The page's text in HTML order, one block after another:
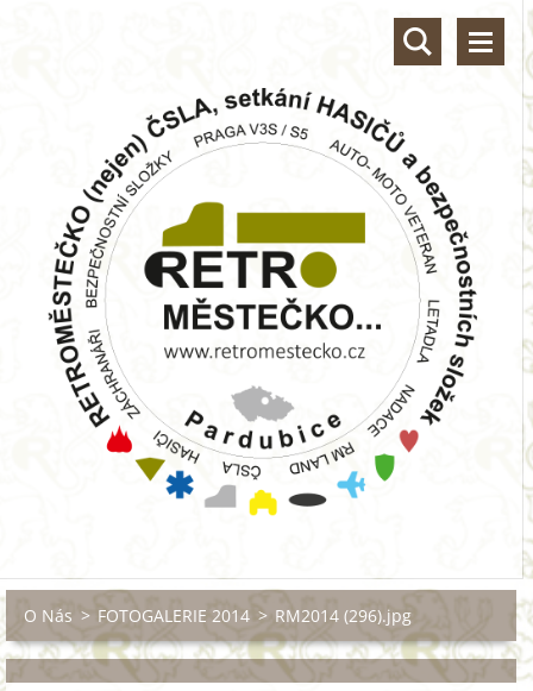
O Nás > FOTOGALERIE 2014 > RM2014 (296).jpg